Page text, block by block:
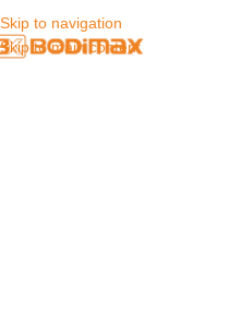
Skip to navigation
Skip to main content